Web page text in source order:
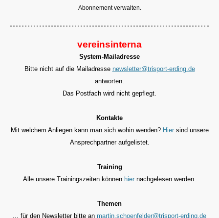
Abonnement verwalten.
vereinsinterna
System-Mailadresse
Bitte nicht auf die Mailadresse newsletter@trisport-erding.de
antworten.
Das Postfach wird nicht gepflegt.
Kontakte
Mit welchem Anliegen kann man sich wohin wenden? Hiersind unsere
Ansprechpartner aufgelistet.
Training
Alle unsere Trainingszeiten können hier nachgelesen werden.
Themen
... für den Newsletter bitte an martin.schoenfelder@trisport-erding.de